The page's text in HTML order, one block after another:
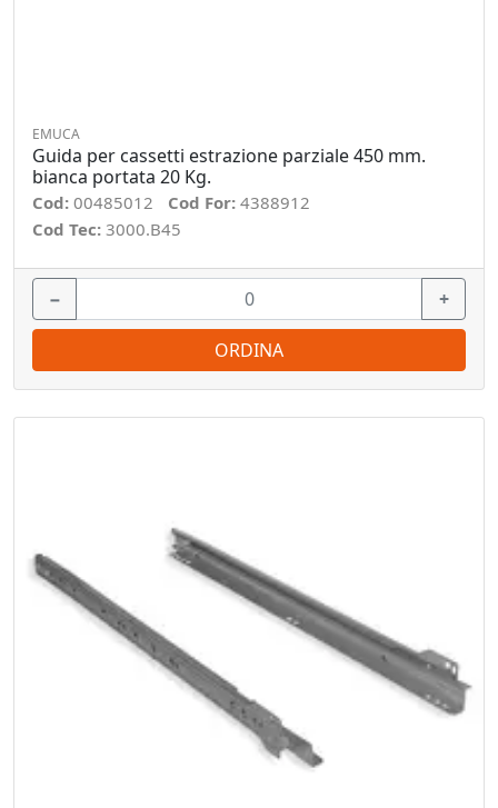
EMUCA
Guida per cassetti estrazione parziale 450 mm.
bianca portata 20 Kg.
Cod: 00485012 Cod For: 4388912
Cod Tec: 3000.B45
− +
ORDINA